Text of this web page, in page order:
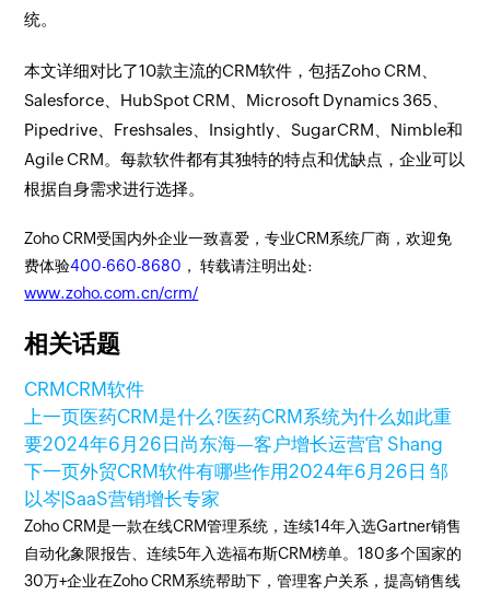
统。
本文详细对比了10款主流的CRM软件，包括Zoho CRM、
Salesforce、HubSpot CRM、Microsoft Dynamics 365、
Pipedrive、Freshsales、Insightly、SugarCRM、Nimble和
Agile CRM。每款软件都有其独特的特点和优缺点，企业可以
根据自身需求进行选择。
Zoho CRM受国内外企业一致喜爱，专业CRM系统厂商，欢迎免
费体验400-660-8680 ， 转载请注明出处:
www.zoho.com.cn/crm/
相关话题
CRM CRM软件
上一页医药CRM是什么?医药CRM系统为什么如此重
要2024年6月26日 尚东海—客户增长运营官 Shang
下一页外贸CRM软件有哪些作用2024年6月26日 邹
以岑|SaaS营销增长专家
Zoho CRM是一款在线CRM管理系统，连续14年入选Gartner销售
自动化象限报告、连续5年入选福布斯CRM榜单。180多个国家的
30万+企业在Zoho CRM系统帮助下，管理客户关系，提高销售线